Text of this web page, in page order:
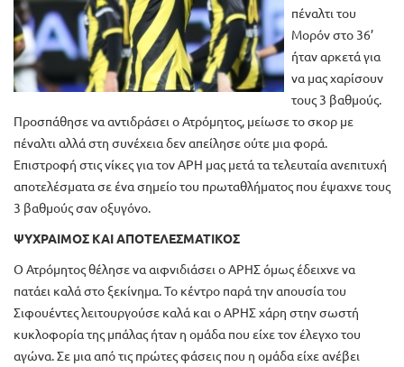
πέναλτι του
Μορόν στο 36’
ήταν αρκετά για
να μας χαρίσουν
τους 3 βαθμούς.
Προσπάθησε να αντιδράσει ο Ατρόμητος, μείωσε το σκορ με
πέναλτι αλλά στη συνέχεια δεν απείλησε ούτε μια φορά.
Επιστροφή στις νίκες για τον ΑΡΗ μας μετά τα τελευταία ανεπιτυχή
αποτελέσματα σε ένα σημείο του πρωταθλήματος που έψαχνε τους
3 βαθμούς σαν οξυγόνο.
ΨΥΧΡΑΙΜΟΣ ΚΑΙ ΑΠΟΤΕΛΕΣΜΑΤΙΚΟΣ
Ο Ατρόμητος θέλησε να αιφνιδιάσει ο ΑΡΗΣ όμως έδειχνε να
πατάει καλά στο ξεκίνημα. Το κέντρο παρά την απουσία του
Σιφουέντες λειτουργούσε καλά και ο ΑΡΗΣ χάρη στην σωστή
κυκλοφορία της μπάλας ήταν η ομάδα που είχε τον έλεγχο του
αγώνα. Σε μια από τις πρώτες φάσεις που η ομάδα είχε ανέβει